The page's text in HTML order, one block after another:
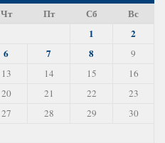
Чт Пт Сб
Вс
1
2
6 7 8
9
13 14 15
16
20 21 22
23
27 28 29
30